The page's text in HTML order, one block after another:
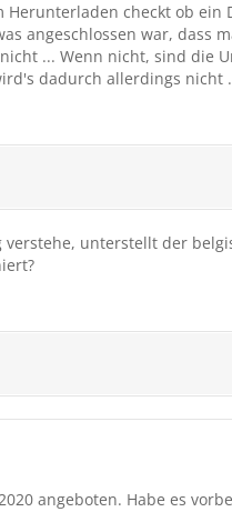
Herunterladen checkt ob
angeschlossen war,
... Wenn nicht, sind die
dadurch allerdings nicht
unterstellt der
angeboten. Habe es